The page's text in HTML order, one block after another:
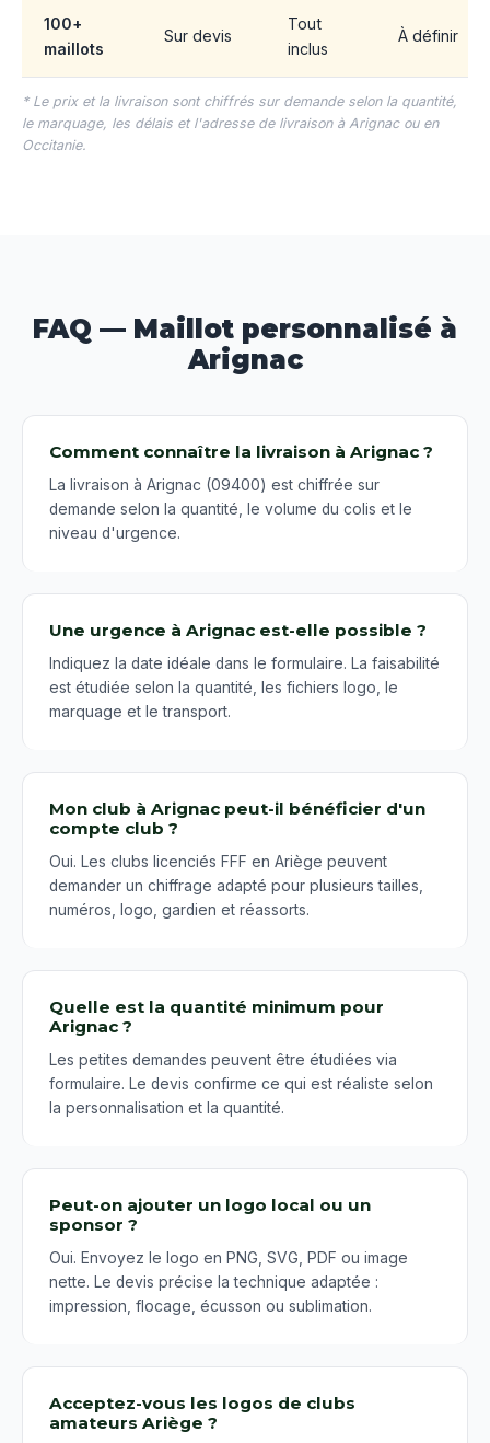
100+
maillots
Sur devis
Tout
inclus
À définir
* Le prix et la livraison sont chiffrés sur demande selon la quantité,
le marquage, les délais et l'adresse de livraison à Arignac ou en
Occitanie.
FAQ — Maillot personnalisé à
Arignac
Comment connaître la livraison à Arignac ?
La livraison à Arignac (09400) est chiffrée sur
demande selon la quantité, le volume du colis et le
niveau d'urgence.
Une urgence à Arignac est-elle possible ?
Indiquez la date idéale dans le formulaire. La faisabilité
est étudiée selon la quantité, les fichiers logo, le
marquage et le transport.
Mon club à Arignac peut-il bénéficier d'un
compte club ?
Oui. Les clubs licenciés FFF en Ariège peuvent
demander un chiffrage adapté pour plusieurs tailles,
numéros, logo, gardien et réassorts.
Quelle est la quantité minimum pour
Arignac ?
Les petites demandes peuvent être étudiées via
formulaire. Le devis confirme ce qui est réaliste selon
la personnalisation et la quantité.
Peut-on ajouter un logo local ou un
sponsor ?
Oui. Envoyez le logo en PNG, SVG, PDF ou image
nette. Le devis précise la technique adaptée :
impression, flocage, écusson ou sublimation.
Acceptez-vous les logos de clubs
amateurs Ariège ?